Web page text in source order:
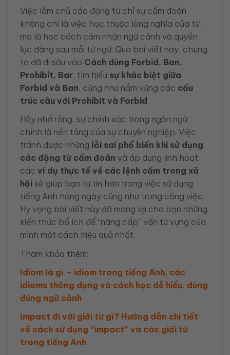
Việc làm chủ các động từ chỉ sự cấm đoán
không chỉ là việc học thuộc lòng nghĩa của từ,
mà là học cách cảm nhận ngữ cảnh và quyền
lực đằng sau mỗi từ ngữ. Qua bài viết này, chúng
ta đã đi sâu vào Cách dùng Forbid, Ban,
Prohibit, Bar, tìm hiểu sự khác biệt giữa
Forbid và Ban, cũng như nắm vững các cấu
trúc câu với Prohibit và Forbid .
Hãy nhớ rằng, sự chính xác trong ngôn ngữ
chính là nền tảng của sự chuyên nghiệp. Việc
tránh được những lỗi sai phổ biến khi sử dụng
các động từ cấm đoán và áp dụng linh hoạt
các ví dụ thực tế về các lệnh cấm trong xã
hội sẽ giúp bạn tự tin hơn trong việc sử dụng
tiếng Anh hàng ngày cũng như trong công việc.
Hy vọng bài viết này đã mang lại cho bạn những
kiến thức bổ ích để “nâng cấp” vốn từ vựng của
mình một cách hiệu quả nhất.
Tham khảo thêm:
Idiom là gì – idiom trong tiếng Anh, các
idioms thông dụng và cách học dễ hiểu, dùng
đúng ngữ cảnh
Impact đi với giới từ gì? Hướng dẫn chi tiết
về cách sử dụng “impact” và các giới từ
trong tiếng Anh